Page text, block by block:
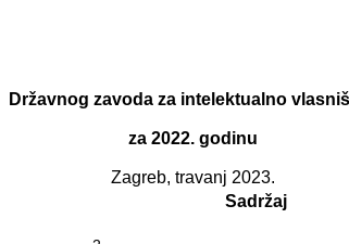
Državnog zavoda za intelektualno
za 2022. godinu
Zagreb, travanj 2023.
Sadržaj